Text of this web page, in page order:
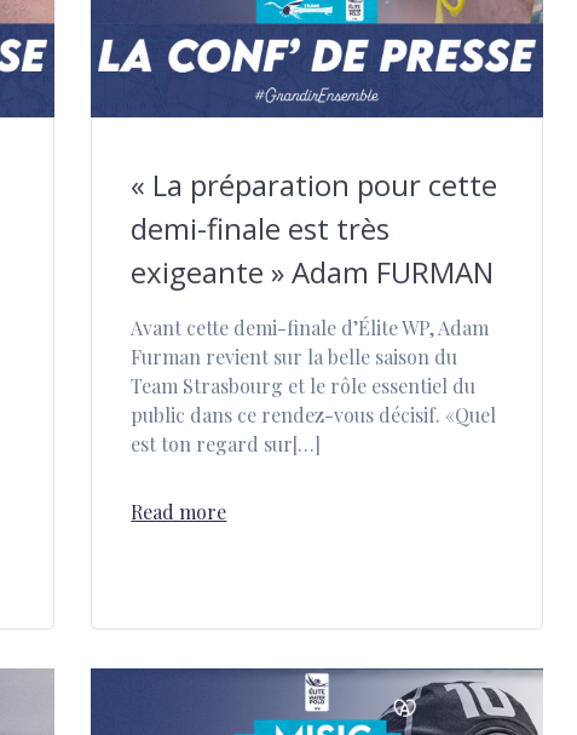
« ⁠La préparation pour cette
demi-finale est très
exigeante » Adam FURMAN
Avant cette demi-finale d’Élite WP, Adam
Furman revient sur la belle saison du
Team Strasbourg et le rôle essentiel du
public dans ce rendez-vous décisif. «Quel
est ton regard sur[…]
Read more